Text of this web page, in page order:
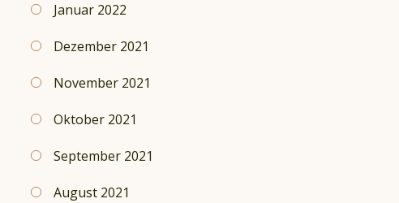
Januar 2022
Dezember 2021
November 2021
Oktober 2021
September 2021
August 2021